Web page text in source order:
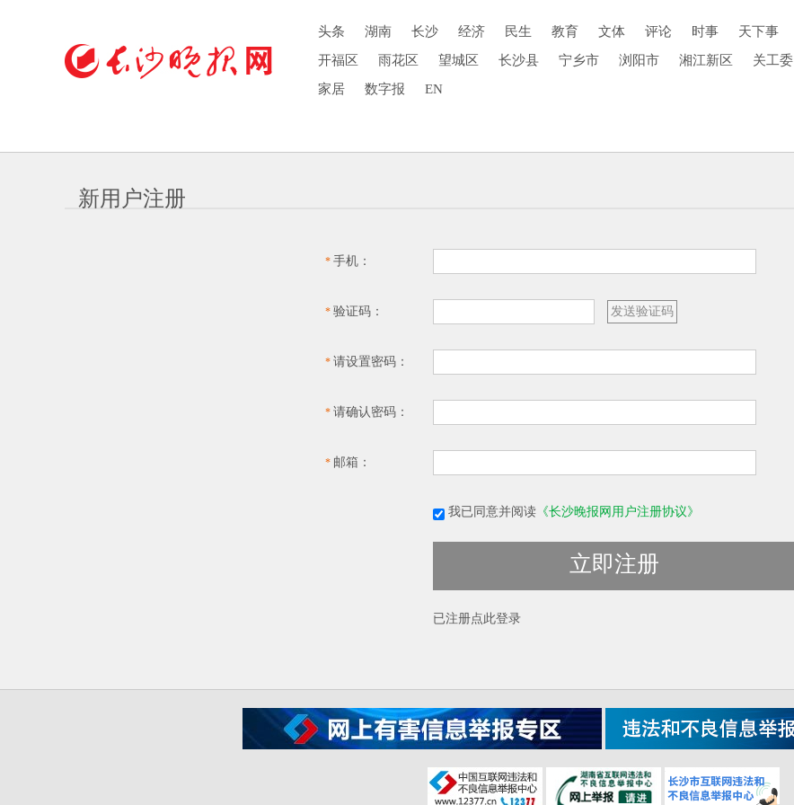
头条 湖南 长沙 经济 民生 教育 文体 评论 时事 天下事
开福区
雨花区 望城区 长沙县 宁乡市 浏阳市 湘江新区 关工委
家居
数字报 EN
新用户注册
* 手机：
* 验证码：
* 请设置密码：
* 请确认密码：
* 邮箱：
我已同意并阅读 《长沙晚报网用户注册协议》
立即注册
已注册点此登录